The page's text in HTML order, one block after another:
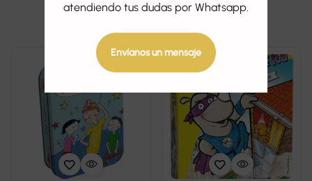
Productos relacionados
atendiendo tus dudas por Whatsapp.
Envíanos un mensaje